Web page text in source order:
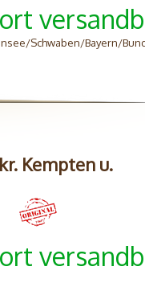
Schwaben/Bayern/
Kempten u.